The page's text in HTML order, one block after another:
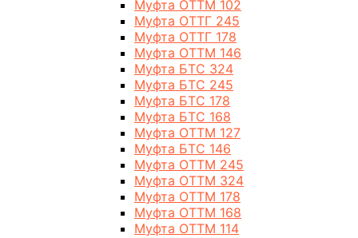
Муфта ОТТМ 102
Муфта ОТТГ 245
Муфта ОТТГ 178
Муфта ОТТМ 146
Муфта БТС 324
Муфта БТС 245
Муфта БТС 178
Муфта БТС 168
Муфта ОТТМ 127
Муфта БТС 146
Муфта ОТТМ 245
Муфта ОТТМ 324
Муфта ОТТМ 178
Муфта ОТТМ 168
Муфта ОТТМ 114